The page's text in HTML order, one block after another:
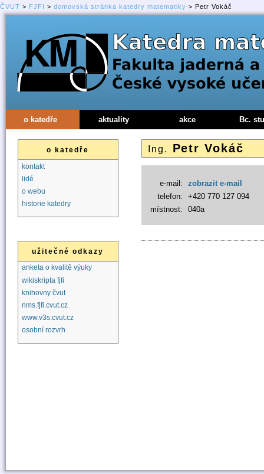
ČVUT > FJFI > domovská stránka katedry matematiky > Petr Vokáč
Ing. Petr Vokáč
e-mail:
zobrazit e-mail
telefon:
+420 770 127 094
místnost:
040a
o katedře aktuality akce Bc.
o katedře
kontakt
lidé
o webu
historie katedry
užitečné odkazy
anketa o kvalitě výuky
wikiskripta fjfi
knihovny čvut
nms.fjfi.cvut.cz
www.v3s.cvut.cz
osobní rozvrh